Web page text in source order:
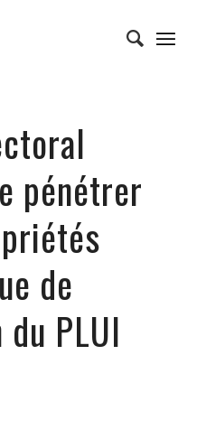
pénétrer
de
PLUI